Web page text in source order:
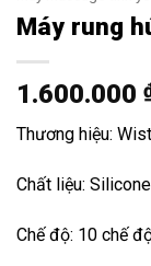
Máy rung
1.600.000
Thương hiệu:
Chất liệu:
Chế độ: 10 chế